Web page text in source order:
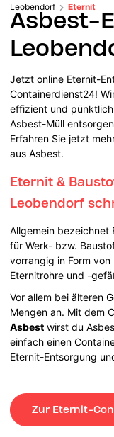
Leobendorf
Eternit
Asbest-
Jetzt online Eternit-
Containerdienst24!
effizient und
Asbest-Müll
Erfahren Sie jetzt
aus Asbest.
Eternit &
Leobendorf
Allgemein bezeichnet
für Werk- bzw.
vorrangig in Form
Eternitrohre und -
Vor allem bei älteren
Mengen an. Mit dem
Asbest wirst du
einfach einen
Eternit-Entsorgung
Zur Eternit-